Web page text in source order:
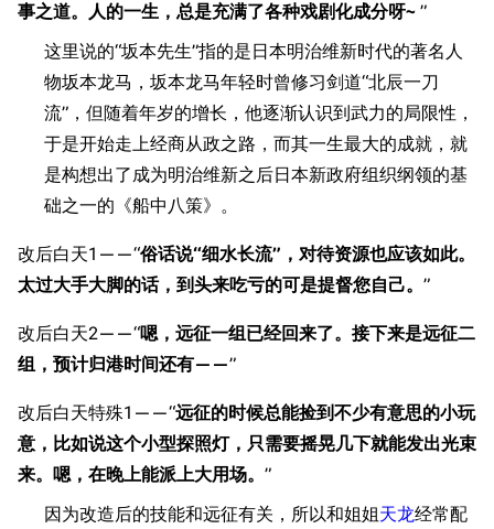
事之道。人的一生，总是充满了各种戏剧化成分呀~ ”
这里说的“坂本先生”指的是日本明治维新时代的著名人
物坂本龙马，坂本龙马年轻时曾修习剑道“北辰一刀
流”，但随着年岁的增长，他逐渐认识到武力的局限性，
于是开始走上经商从政之路，而其一生最大的成就，就
是构想出了成为明治维新之后日本新政府组织纲领的基
础之一的《船中八策》。
改后白天1——“俗话说“细水长流”，对待资源也应该如此。
太过大手大脚的话，到头来吃亏的可是提督您自己。 ”
改后白天2——“嗯，远征一组已经回来了。接下来是远征二
组，预计归港时间还有——”
改后白天特殊1——“远征的时候总能捡到不少有意思的小玩
意，比如说这个小型探照灯，只需要摇晃几下就能发出光束
来。嗯，在晚上能派上大用场。 ”
因为改造后的技能和远征有关，所以和姐姐天龙经常配